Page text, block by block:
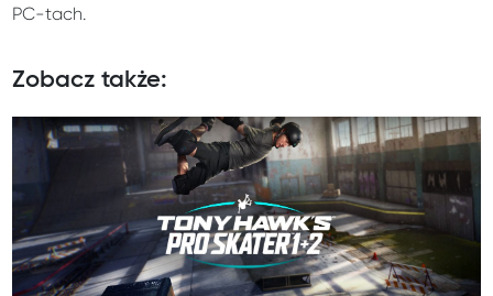
PC-tach.
Zobacz także: